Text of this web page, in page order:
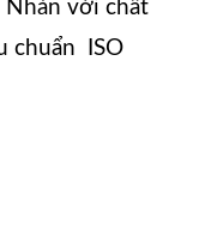
Nhàn với chất
chuẩn ISO